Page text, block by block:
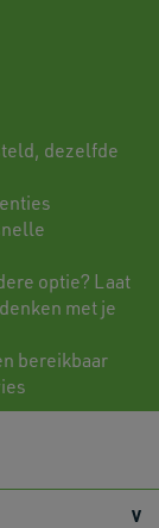
dezelfde
optie? Laat
met je
bereikbaar